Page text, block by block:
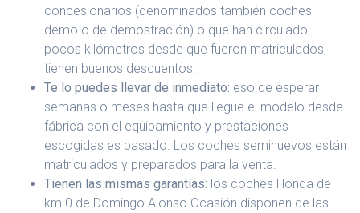
concesionarios (denominados también coches
demo o de demostración) o que han circulado
pocos kilómetros desde que fueron matriculados,
tienen buenos descuentos.
Te lo puedes llevar de inmediato: eso de esperar
semanas o meses hasta que llegue el modelo desde
fábrica con el equipamiento y prestaciones
escogidas es pasado. Los coches seminuevos están
matriculados y preparados para la venta.
Tienen las mismas garantías: los coches Honda de
km 0 de Domingo Alonso Ocasión disponen de las